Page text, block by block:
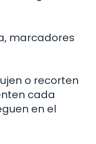
marcadores
o recorten
cada
en el